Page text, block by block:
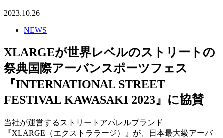
2023.10.26
NEWS
XLARGEが世界レベルのストリートの
祭典国際アーバンスポーツフェス
『INTERNATIONAL STREET
FESTIVAL KAWASAKI 2023』に協賛
当社が運営するストリートアパレルブランド
『XLARGE（エクストララージ）』が、日本最大級アーバ